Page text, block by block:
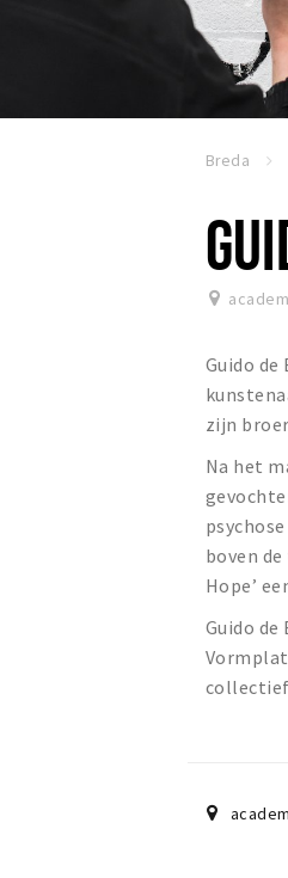
Breda
Guido de
zijn
Na het
boven
Hope’
Guido
collectief